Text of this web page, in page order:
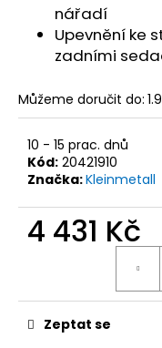
nářadí
Upevnění ke
zadními
Můžeme doručit do:
10 - 15 prac. dnů
Kód: 20421910
Značka:Kleinmetall
4 431 Kč
Zeptat se
m
e
KLEINMETALL
DELUXE
DĚLÍCÍ
MŘÍŽ
145
25